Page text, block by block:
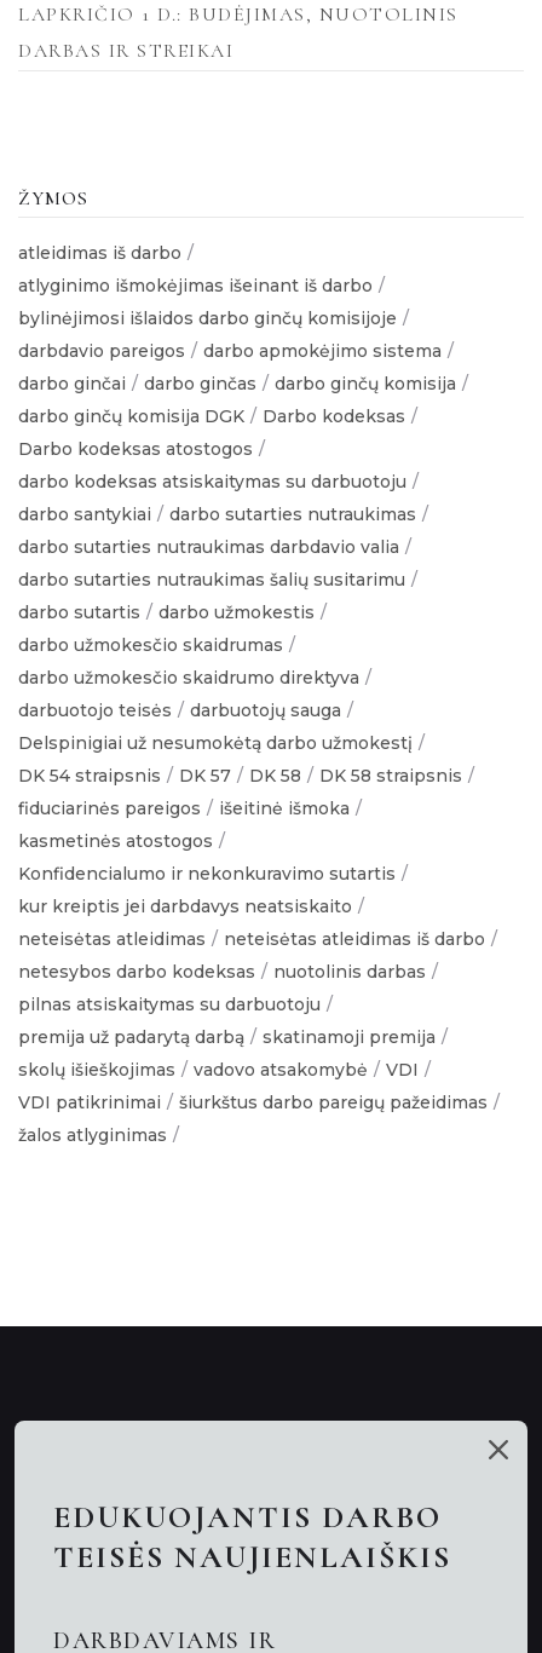
LAPKRIČIO 1 D.: BUDĖJIMAS, NUOTOLINIS
DARBAS IR STREIKAI
ŽYMOS
atleidimas iš darbo
atlyginimo išmokėjimas išeinant iš darbo
bylinėjimosi išlaidos darbo ginčų komisijoje
darbdavio pareigos
darbo apmokėjimo sistema
darbo ginčai
darbo ginčas
darbo ginčų komisija
darbo ginčų komisija DGK
Darbo kodeksas
Darbo kodeksas atostogos
darbo kodeksas atsiskaitymas su darbuotoju
darbo santykiai
darbo sutarties nutraukimas
darbo sutarties nutraukimas darbdavio valia
darbo sutarties nutraukimas šalių susitarimu
darbo sutartis
darbo užmokestis
darbo užmokesčio skaidrumas
darbo užmokesčio skaidrumo direktyva
darbuotojo teisės
darbuotojų sauga
Delspinigiai už nesumokėtą darbo užmokestį
DK 54 straipsnis
DK 57 DK 58
DK 58 straipsnis
fiduciarinės pareigos
išeitinė išmoka
kasmetinės atostogos
Konfidencialumo ir nekonkuravimo sutartis
kur kreiptis jei darbdavys neatsiskaito
neteisėtas atleidimas
neteisėtas atleidimas iš darbo
netesybos darbo kodeksas
nuotolinis darbas
pilnas atsiskaitymas su darbuotoju
premija už padarytą darbą
skatinamoji premija
skolų išieškojimas
vadovo atsakomybė
VDI
VDI patikrinimai
šiurkštus darbo pareigų pažeidimas
žalos atlyginimas
Nuotolinės konsultacijos
EDUKUOJANTIS DARBO
TEISĖS NAUJIENLAIŠKIS
DARBDAVIAMS IR